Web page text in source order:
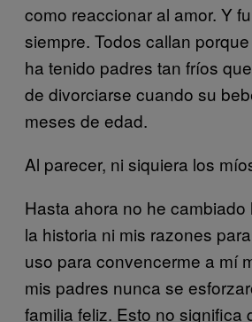
como reaccionar al amor. Y
siempre. Todos callan
ha tenido padres tan fríos
de divorciarse cuando su
meses de edad.
Al parecer, ni siquiera los
Hasta ahora no he cambiado
la historia ni mis razones
uso para convencerme a mí
mis padres nunca se
familia feliz. Esto no significa